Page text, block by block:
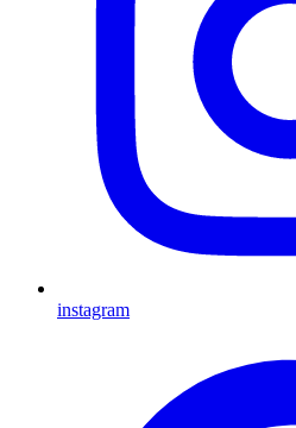
instagram